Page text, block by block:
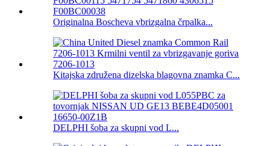
Originalna Boscheva vbrizgalna črpalka...
Kitajska združena dizelska blagovna znamka C...
DELPHI šoba za skupni vod L...